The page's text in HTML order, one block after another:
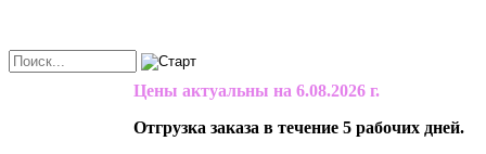
Цены актуальны на 6.08.2026 г.
Отгрузка заказа в течение 5 рабочих дней.